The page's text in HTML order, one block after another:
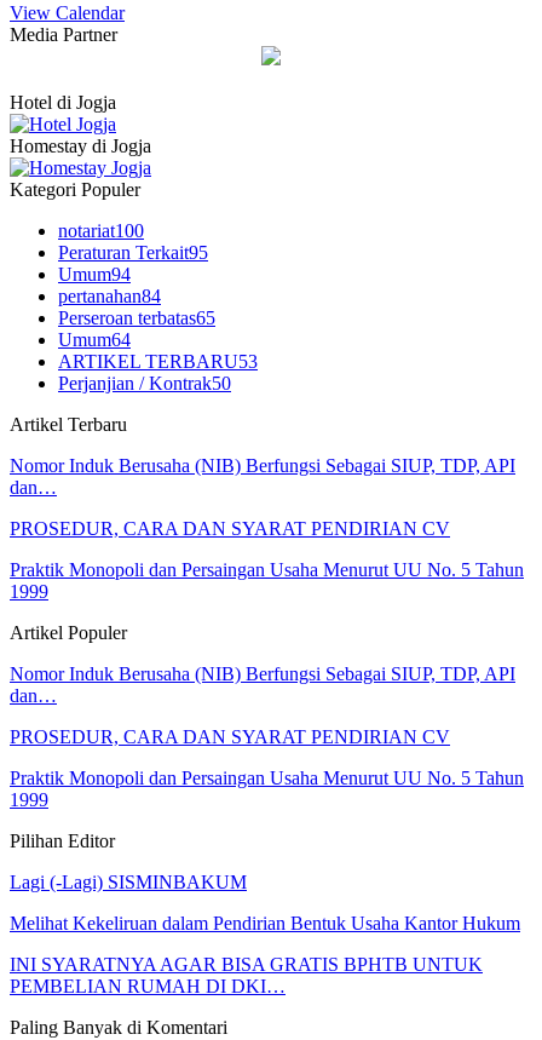
View Calendar
Media Partner
Hotel di Jogja
Homestay di Jogja
Kategori Populer
notariat100
Peraturan Terkait95
Umum94
pertanahan84
Perseroan terbatas65
Umum64
ARTIKEL TERBARU53
Perjanjian / Kontrak50
Artikel Terbaru
Nomor Induk Berusaha (NIB) Berfungsi Sebagai SIUP, TDP, API
dan…
PROSEDUR, CARA DAN SYARAT PENDIRIAN CV
Praktik Monopoli dan Persaingan Usaha Menurut UU No. 5 Tahun
1999
Artikel Populer
Nomor Induk Berusaha (NIB) Berfungsi Sebagai SIUP, TDP, API
dan…
PROSEDUR, CARA DAN SYARAT PENDIRIAN CV
Praktik Monopoli dan Persaingan Usaha Menurut UU No. 5 Tahun
1999
Pilihan Editor
Lagi (-Lagi) SISMINBAKUM
Melihat Kekeliruan dalam Pendirian Bentuk Usaha Kantor Hukum
INI SYARATNYA AGAR BISA GRATIS BPHTB UNTUK
PEMBELIAN RUMAH DI DKI…
Paling Banyak di Komentari